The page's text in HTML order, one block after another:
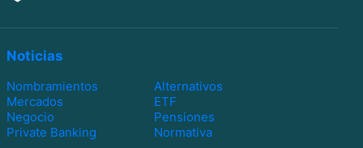
Noticias
Nombramientos
Alternativos
Mercados
ETF
Negocio
Pensiones
Private Banking
Normativa